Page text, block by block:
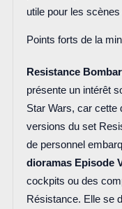
utile pour les scènes
Points forts de la
Resistance
présente un intérêt
Star Wars, car cette
versions du set
de personnel
dioramas Episode
cockpits ou des
Résistance. Elle se